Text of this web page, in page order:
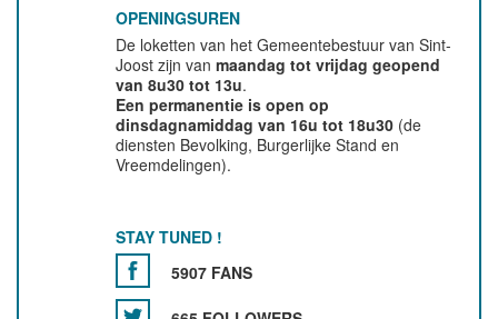
OPENINGSUREN
De loketten van het Gemeentebestuur van Sint-
Joost zijn vanmaandag tot vrijdag geopend
van 8u30 tot 13u.
Een permanentie is open op
dinsdagnamiddag van 16u tot 18u30 (de
diensten Bevolking, Burgerlijke Stand en
Vreemdelingen).
STAY TUNED !
5907 FANS